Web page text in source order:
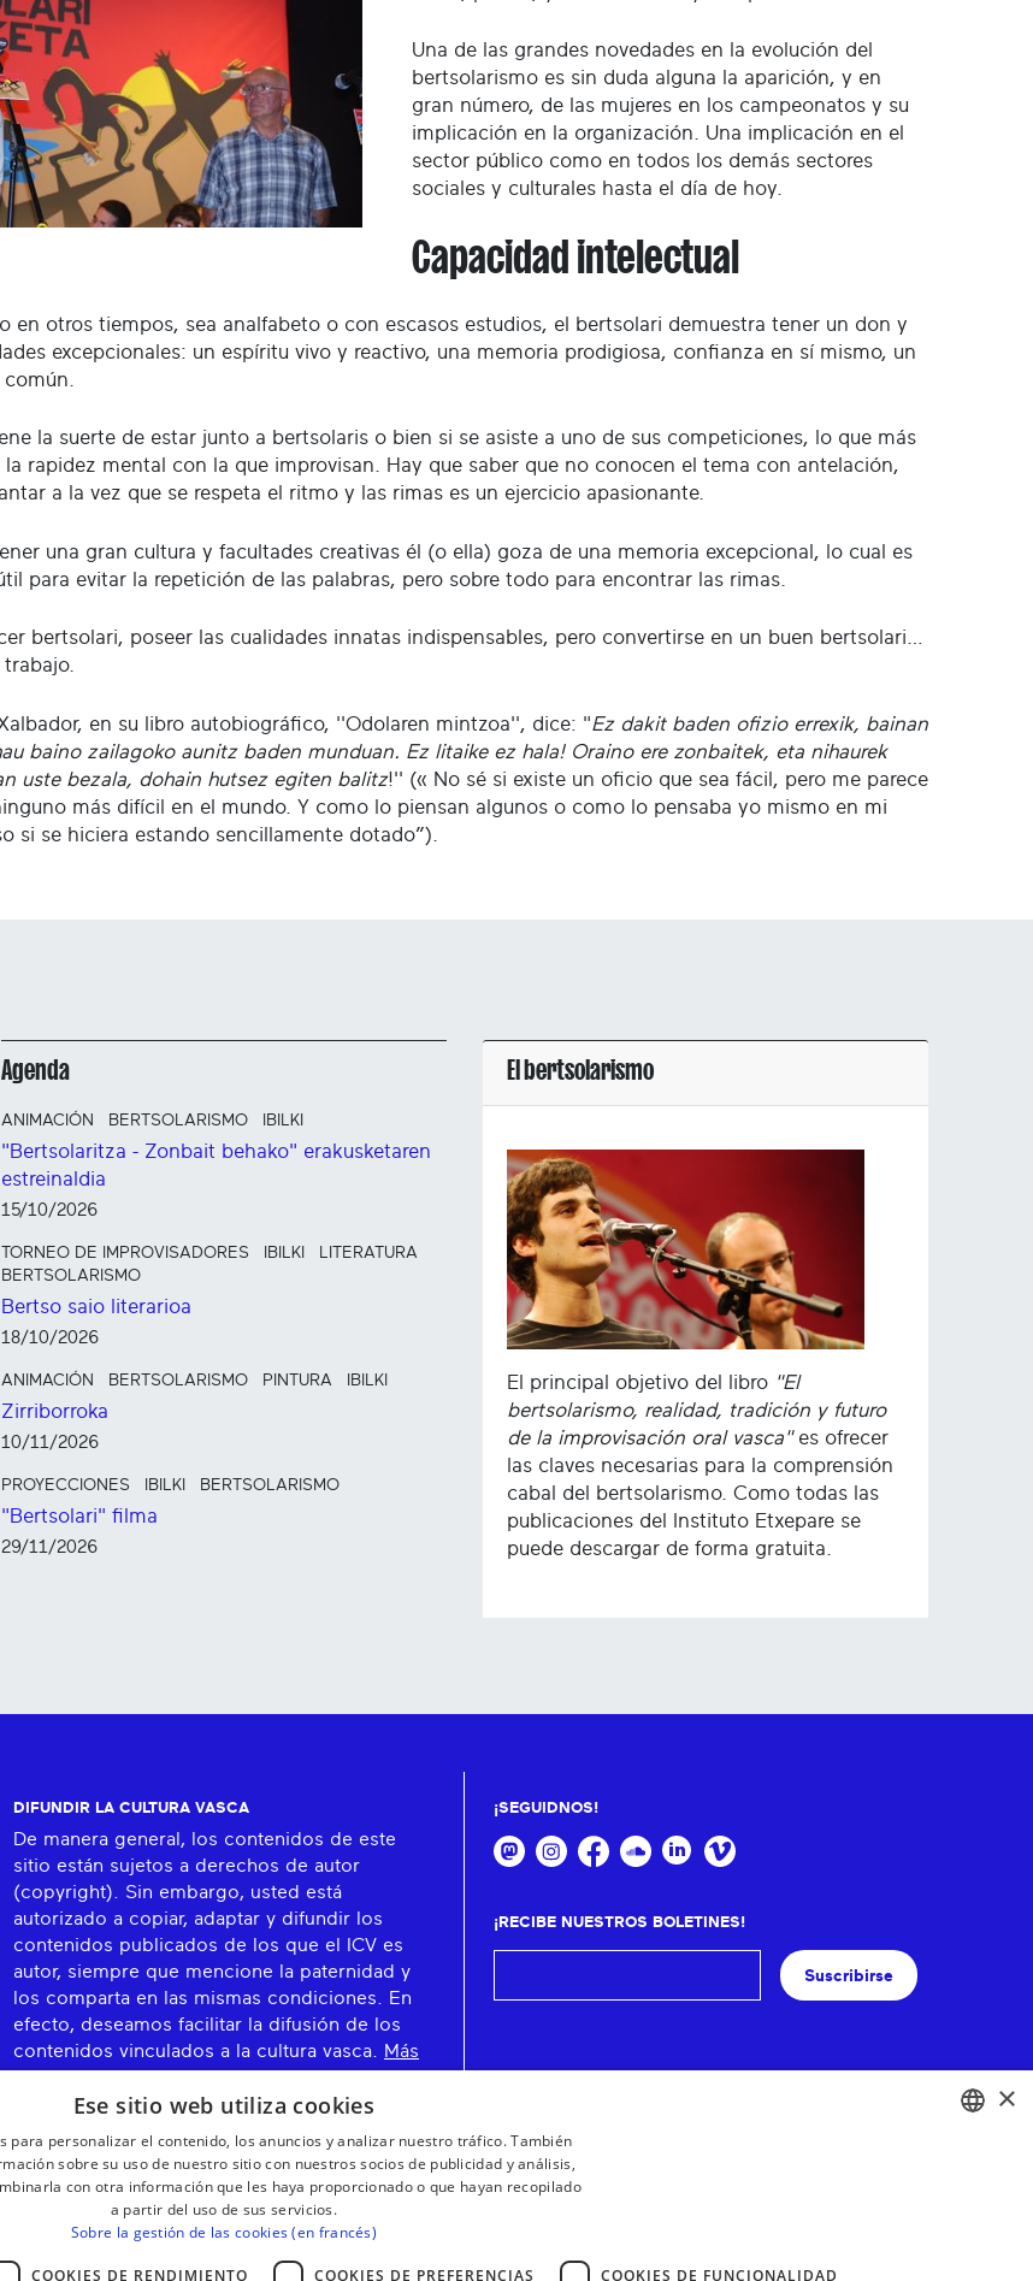
Una de las grandes novedades en la evolución del
bertsolarismo es sin duda alguna la aparición, y en
gran número, de las mujeres en los campeonatos y su
implicación en la organización. Una implicación en el
sector público como en todos los demás sectores
sociales y culturales hasta el día de hoy.
Capacidad intelectual
en otros tiempos, sea analfabeto o con escasos estudios, el bertsolari demuestra tener un don y
excepcionales: un espíritu vivo y reactivo, una memoria prodigiosa, confianza en sí mismo, un
la suerte de estar junto a bertsolaris o bien si se asiste a uno de sus competiciones, lo que más
la rapidez mental con la que improvisan. Hay que saber que no conocen el tema con antelación,
a la vez que se respeta el ritmo y las rimas es un ejercicio apasionante.
una gran cultura y facultades creativas él (o ella) goza de una memoria excepcional, lo cual es
para evitar la repetición de las palabras, pero sobre todo para encontrar las rimas.
bertsolari, poseer las cualidades innatas indispensables, pero convertirse en un buen bertsolari…
en su libro autobiográfico, ''Odolaren mintzoa'', dice: "Ez dakit baden ofizio errexik, bainan
baino zailagoko aunitz baden munduan. Ez litaike ez hala! Oraino ere zonbaitek, eta nihaurek
uste bezala, dohain hutsez egiten balitz!'' (« No sé si existe un oficio que sea fácil, pero me parece
más difícil en el mundo. Y como lo piensan algunos o como lo pensaba yo mismo en mi
si se hiciera estando sencillamente dotado”).
Agenda
ANIMACIÓN BERTSOLARISMO IBILKI
"Bertsolaritza - Zonbait behako" erakusketaren
estreinaldia
15/10/2026
TORNEO DE IMPROVISADORES IBILKI
LITERATURA
BERTSOLARISMO
Bertso saio literarioa
18/10/2026
ANIMACIÓN BERTSOLARISMO PINTURA IBILKI
Zirriborroka
10/11/2026
PROYECCIONES IBILKI BERTSOLARISMO
"Bertsolari" filma
29/11/2026
El bertsolarismo
El principal objetivo del libro "El
bertsolarismo, realidad, tradición y futuro
de la improvisación oral vasca"es ofrecer
las claves necesarias para la comprensión
cabal del bertsolarismo. Como todas las
publicaciones del Instituto Etxepare se
puede descargar de forma gratuita.
DIFUNDIR LA CULTURA VASCA
De manera general, los contenidos de este
sitio están sujetos a derechos de autor
(copyright). Sin embargo, usted está
autorizado a copiar, adaptar y difundir los
contenidos publicados de los que el ICV es
autor, siempre que mencione la paternidad y
los comparta en las mismas condiciones. En
efecto, deseamos facilitar la difusión de los
contenidos vinculados a la cultura vasca.
Más
¡SEGUIDNOS!
¡RECIBE NUESTROS BOLETINES!
Suscribirse
×
Ese sitio web utiliza cookies
para personalizar el contenido, los anuncios y analizar nuestro tráfico. También
sobre su uso de nuestro sitio con nuestros socios de publicidad y análisis,
con otra información que les haya proporcionado o que hayan recopilado
a partir del uso de sus servicios.
Sobre la gestión de las cookies (en francés)
COOKIES DE RENDIMIENTO COOKIES DE PREFERENCIAS COOKIES DE FUNCIONALIDAD